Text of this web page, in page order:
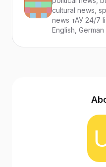
cultural news,
news тАУ 24/7
English,